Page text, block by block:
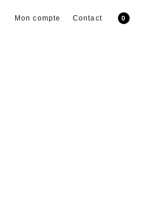
Mon compte Contact 0